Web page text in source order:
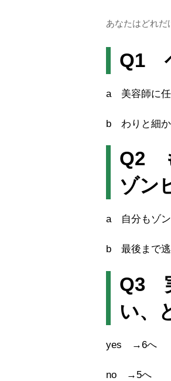
あなたはどれだ
Q1
a 美容師に
b わりと細
Q2
ゾン
a 自分もゾ
b 最後まで
Q3
い、
yes →6へ
no →5へ